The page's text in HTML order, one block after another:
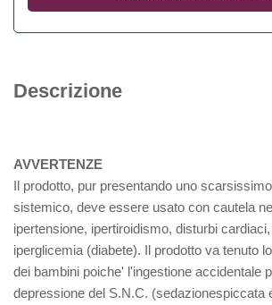
Descrizione
AVVERTENZE
Il prodotto, pur presentando uno
sistemico, deve essere usato con cautela
ipertensione, ipertiroidismo, disturbi
iperglicemia (diabete). Il prodotto va tenuto
dei bambini poiche' l'ingestione accidentale
depressione del S.N.C. (sedazionespiccata